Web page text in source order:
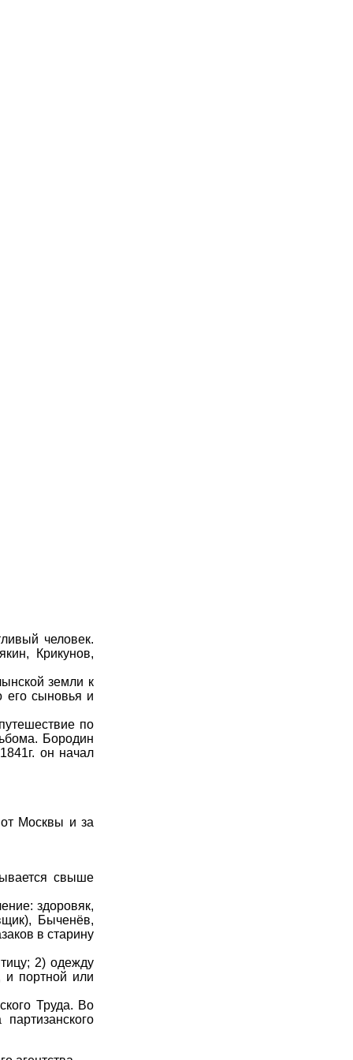
человек.
Крикунов,
земли к
его сыновья и
по
Бородин
он начал
Москвы и за
свыше
здоровяк,
Быченёв,
в старину
2) одежду
и портной или
Труда. Во